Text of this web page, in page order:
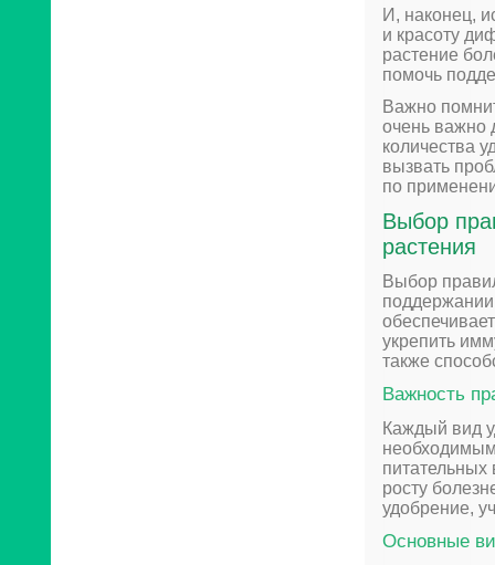
И, наконец,
и красоту
растение
помочь
Важно
очень важно
количества
вызвать
по
Выбор
растения
Выбор
укрепить
также
Важность
Каждый вид
росту
удобрение,
Основные